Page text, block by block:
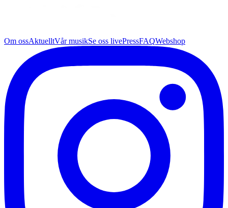
Om ossAktuelltVår musikSe oss livePressFAQWebshop